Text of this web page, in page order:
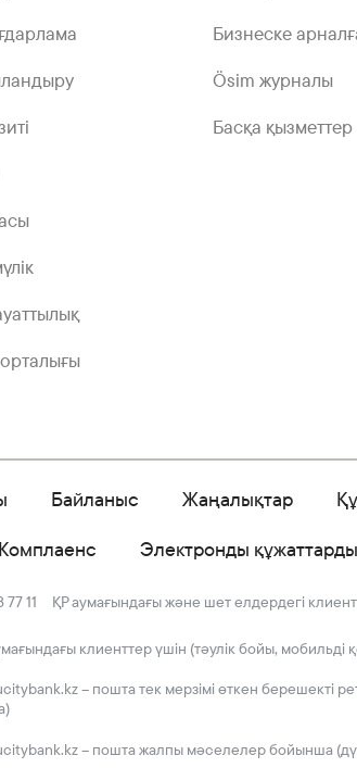
Бизнеске
Ösim журналы
Басқа қызметтер
Байланыс Жаңалықтар
Комплаенс Электронды
11 ҚР аумағындағы және шет елдердегі
клиенттер үшін (тәулік бойы, мобильді
– пошта тек мерзімі өткен берешекті
– пошта жалпы мәселелер бойынша